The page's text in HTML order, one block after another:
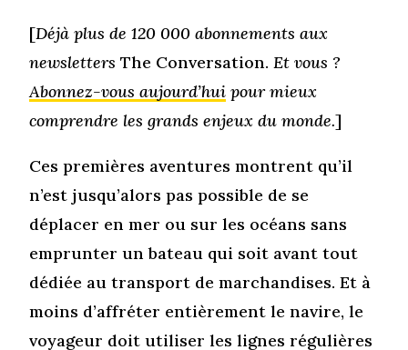
[Déjà plus de 120 000 abonnements aux
newsletters The Conversation.Et vous ?
Abonnez-vous aujourd’hui pour mieux
comprendre les grands enjeux du monde.]
Ces premières aventures montrent qu’il
n’est jusqu’alors pas possible de se
déplacer en mer ou sur les océans sans
emprunter un bateau qui soit avant tout
dédiée au transport de marchandises. Et à
moins d’affréter entièrement le navire, le
voyageur doit utiliser les lignes régulières